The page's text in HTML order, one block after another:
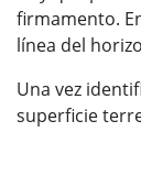
firmamento.
línea del
Una vez
superficie